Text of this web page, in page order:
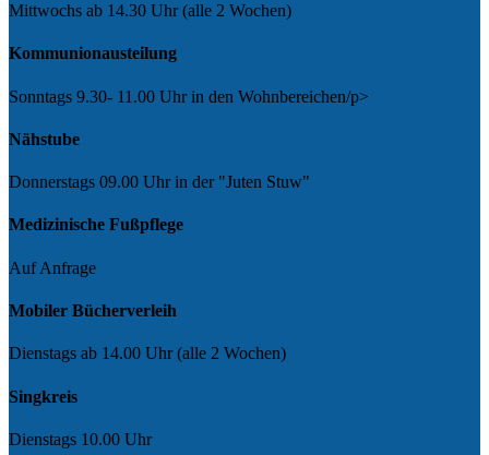
Mittwochs ab 14.30 Uhr (alle 2 Wochen)
Kommunionausteilung
Sonntags 9.30- 11.00 Uhr in den Wohnbereichen/p>
Nähstube
Donnerstags 09.00 Uhr in der "Juten Stuw"
Medizinische Fußpflege
Auf Anfrage
Mobiler Bücherverleih
Dienstags ab 14.00 Uhr (alle 2 Wochen)
Singkreis
Dienstags 10.00 Uhr